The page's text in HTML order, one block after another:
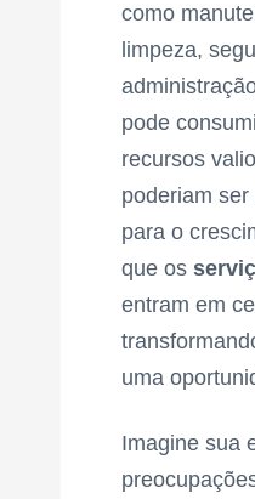
como
limpeza,
pode
recursos
poderiam
para o
que os
entram em
uma
Imagine sua